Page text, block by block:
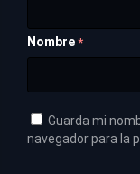
Nombre *
Guarda mi
navegador para la